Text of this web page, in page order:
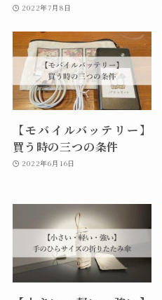
2022年7月8日
【モバイルバッテリー】
買う時の三つの条件
2022年6月16日